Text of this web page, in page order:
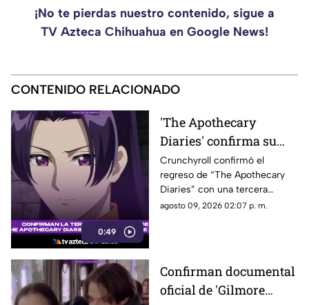
¡No te pierdas nuestro contenido, sigue a
TV Azteca Chihuahua en Google News!
CONTENIDO RELACIONADO
0:49
'The Apothecary
Diaries' confirma su
temporada 3: el anime
regresará en octubre
Crunchyroll confirmó el
regreso de “The Apothecary
Diaries” con una tercera
temporada que llegará dividida
agosto 09, 2026 02:07 p. m.
Confirman documental
oficial de 'Gilmore